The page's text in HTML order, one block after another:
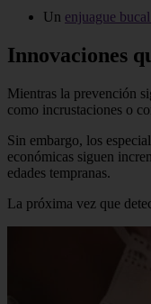
Un enjuague
Innovaciones
Mientras la prevención
como incrustaciones o
Sin embargo, los
económicas siguen
edades tempranas.
La próxima vez que